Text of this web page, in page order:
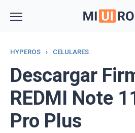
HYPEROS › CELULARES
Descargar
REDMI Note
Pro Plus